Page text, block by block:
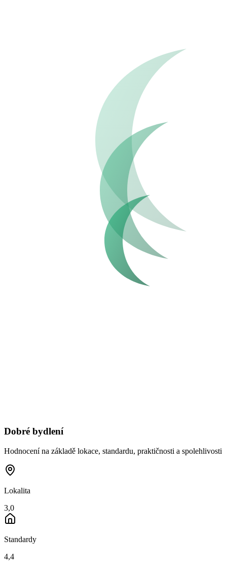
Dobré bydlení
Hodnocení na základě lokace, standardu, praktičnosti a spolehlivosti
Lokalita
3,0
Standardy
4,4